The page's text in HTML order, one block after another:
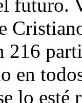
futuro.
216
en
lo esté